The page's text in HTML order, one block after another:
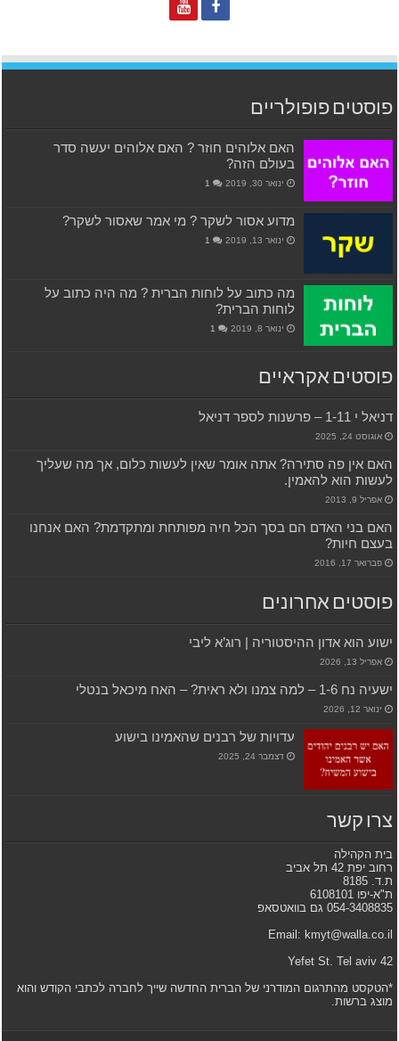
פוסטים פופולריים
האם אלוהים חוזר ? האם אלוהים יעשה סדר
בעולם הזה?
ינואר 30, 2019 1
מדוע אסור לשקר ? מי אמר שאסור לשקר?
ינואר 13, 2019 1
מה כתוב על לוחות הברית ? מה היה כתוב על
לוחות הברית?
ינואר 8, 2019 1
פוסטים אקראיים
דניאל י 1-11 – פרשנות לספר דניאל
אוגוסט 24, 2025
האם אין פה סתירה? אתה אומר שאין לעשות כלום, אך מה שעליך
לעשות הוא להאמין.
אפריל 9, 2013
האם בני האדם הם בסך הכל חיה מפותחת ומתקדמת? האם אנחנו
בעצם חיות?
פברואר 17, 2016
פוסטים אחרונים
ישוע הוא אדון ההיסטוריה | רוג’א ליבי
אפריל 13, 2026
ישעיה נח 1-6 – למה צמנו ולא ראית? – האח מיכאל בנטלי
ינואר 12, 2026
עדויות של רבנים שהאמינו בישוע
דצמבר 24, 2025
צרו קשר
בית הקהילה
רחוב יפת 42 תל אביב
ת.ד. 8185
ת"א-יפו 6108101
054-3408835 גם בוואטסאפ
Email: kmyt@walla.co.il
42 Yefet St. Tel aviv
*הטקסט מהתרגום המודרני של הברית החדשה שייך לחברה לכתבי הקודש והוא
מוצג ברשות.